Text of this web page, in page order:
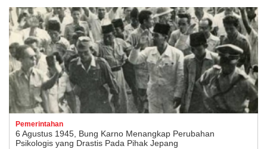
Pemerintahan
6 Agustus 1945, Bung Karno Menangkap Perubahan
Psikologis yang Drastis Pada Pihak Jepang